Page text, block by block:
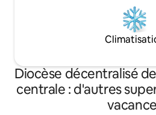
Diocèse décentralisé
centrale : d'autres